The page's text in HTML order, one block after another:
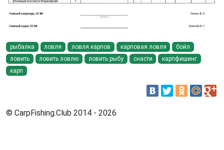
рыбалка ловля ловля карпов карповая ловля
бойл
ловить
ловить ловлю ловить рыбу снасти
карпфишинг
карп
© CarpFishing.Club 2014 - 2026